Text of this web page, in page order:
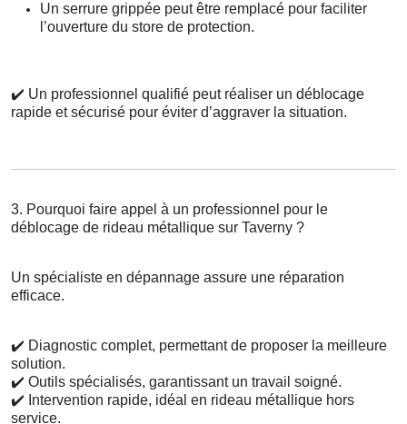
Un serrure grippée peut être remplacé pour faciliter
l’ouverture du store de protection.
✔️ Un professionnel qualifié peut réaliser un déblocage
rapide et sécurisé pour éviter d’aggraver la situation.
3. Pourquoi faire appel à un professionnel pour le
déblocage de rideau métallique sur Taverny ?
Un spécialiste en dépannage assure une réparation
efficace.
✔️ Diagnostic complet, permettant de proposer la meilleure
solution.
✔️ Outils spécialisés, garantissant un travail soigné.
✔️ Intervention rapide, idéal en rideau métallique hors
service.